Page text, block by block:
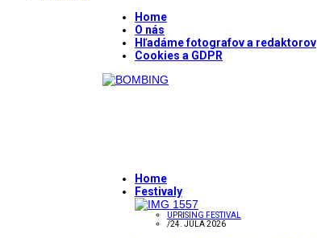
Home
O nás
Hľadáme fotografov a redaktorov
Cookies a GDPR
Home
Festivaly
UPRISING FESTIVAL
/24. JÚLA 2026